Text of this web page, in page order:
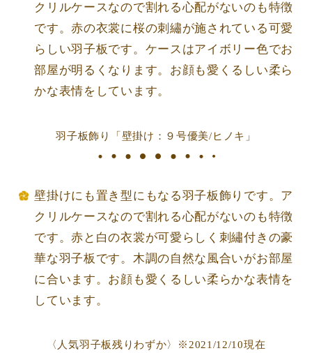
クリルケースなので割れる心配がないのも特徴
です。赤の衣裳に桜の刺繡が施されている可愛
らしい羽子板です。ケースはアイボリー色でお
部屋が明るくなります。お顔も愛くるしい柔ら
かな表情をしています。
羽子板飾り「壁掛け：９号優美/ヒノキ」
壁掛けにも置き型にもなる羽子板飾りです。ア
クリルケースなので割れる心配がないのも特徴
です。赤と白の衣裳が可愛らしく刺繡付きの豪
華な羽子板です。木調の自然な風合いがお部屋
に合います。お顔も愛くるしい柔らかな表情を
しています。
〈人気羽子板残りわずか〉※2021/12/10現在